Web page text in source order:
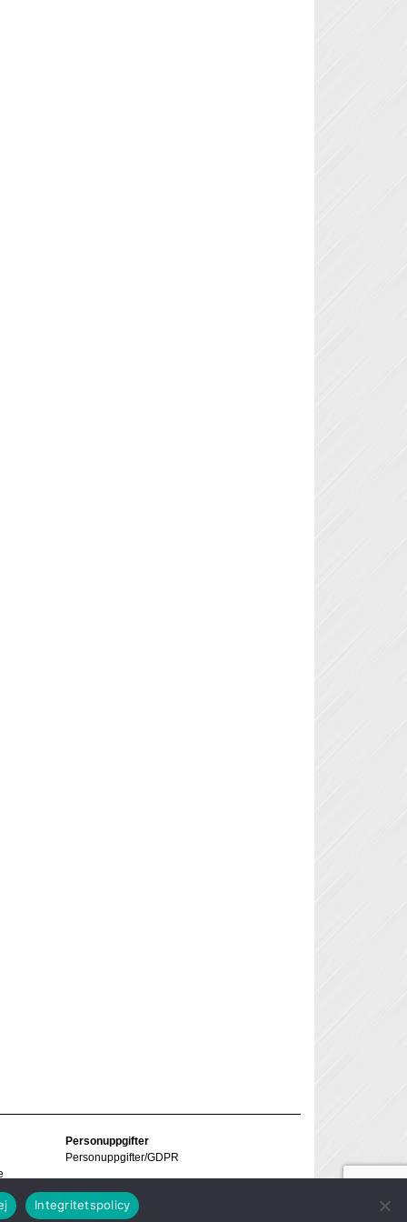
Personuppgifter
Personuppgifter/GDPR
Integritetspolicy